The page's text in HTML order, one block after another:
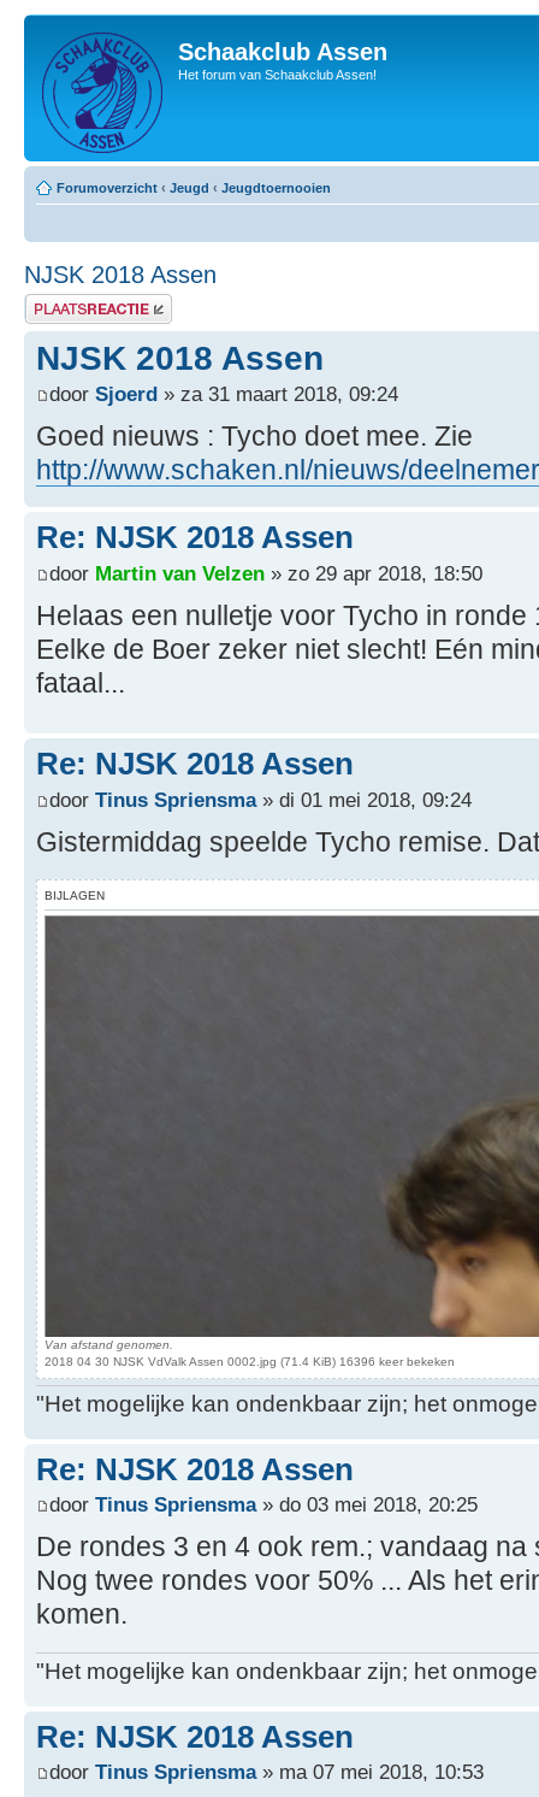
Schaakclub Assen
Het forum van Schaakclub Assen!
Forumoverzicht ‹ Jeugd ‹ Jeugdtoernooien
NJSK 2018 Assen
Plaats een reactie
NJSK 2018 Assen
door Sjoerd » za 31 maart 2018, 09:24
Goed nieuws : Tycho doet mee. Zie
http://www.schaken.nl/nieuws/
Re: NJSK 2018 Assen
door Martin van Velzen » zo 29 apr 2018, 18:50
Helaas een nulletje voor Tycho in
Eelke de Boer zeker niet slecht! Eén
fataal...
Re: NJSK 2018 Assen
door Tinus Spriensma» di 01 mei 2018, 09:24
Gistermiddag speelde Tycho remise.
BIJLAGEN
Van afstand genomen.
2018 04 30 NJSK VdValk Assen 0002.jpg (71.4 KiB) 16396 keer bekeken
"Het mogelijke kan ondenkbaar zijn; het
Re: NJSK 2018 Assen
door Tinus Spriensma» do 03 mei 2018, 20:25
De rondes 3 en 4 ook rem.; vandaag
Nog twee rondes voor 50% ... Als het
komen.
"Het mogelijke kan ondenkbaar zijn; het
Re: NJSK 2018 Assen
door Tinus Spriensma» ma 07 mei 2018, 10:53